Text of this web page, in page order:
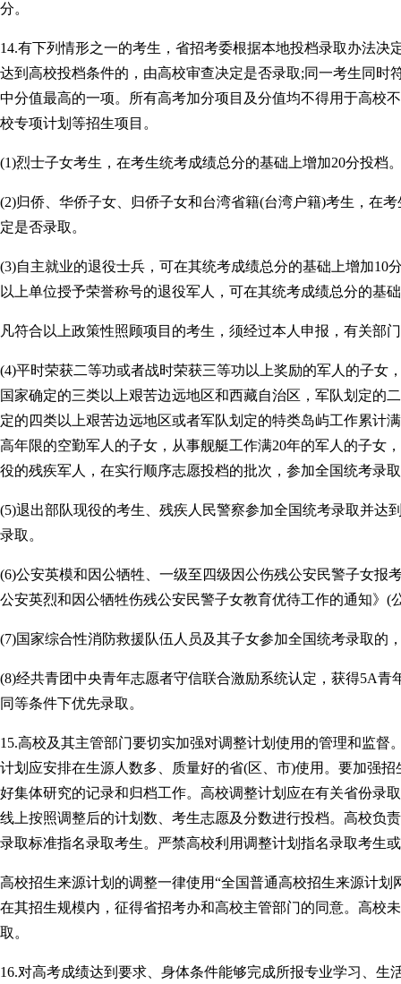
分。
14.有下列情形之一的考生，省招考委根据本地投档录取办法
达到高校投档条件的，由高校审查决定是否录取;同一考生同
中分值最高的一项。所有高考加分项目及分值均不得用于高校
校专项计划等招生项目。
(1)烈士子女考生，在考生统考成绩总分的基础上增加20分投档
(2)归侨、华侨子女、归侨子女和台湾省籍(台湾户籍)考生，在
定是否录取。
(3)自主就业的退役士兵，可在其统考成绩总分的基础上增加10
以上单位授予荣誉称号的退役军人，可在其统考成绩总分的基
凡符合以上政策性照顾项目的考生，须经过本人申报，有关部
(4)平时荣获二等功或者战时荣获三等功以上奖励的军人的子女
国家确定的三类以上艰苦边远地区和西藏自治区，军队划定的
定的四类以上艰苦边远地区或者军队划定的特类岛屿工作累计
高年限的空勤军人的子女，从事舰艇工作满20年的军人的子女
役的残疾军人，在实行顺序志愿投档的批次，参加全国统考录
(5)退出部队现役的考生、残疾人民警察参加全国统考录取并达
录取。
(6)公安英模和因公牺牲、一级至四级因公伤残公安民警子女报
公安英烈和因公牺牲伤残公安民警子女教育优待工作的通知》(
(7)国家综合性消防救援队伍人员及其子女参加全国统考录取的
(8)经共青团中央青年志愿者守信联合激励系统认定，获得5A
同等条件下优先录取。
15.高校及其主管部门要切实加强对调整计划使用的管理和监
计划应安排在生源人数多、质量好的省(区、市)使用。要加强
好集体研究的记录和归档工作。高校调整计划应在有关省份录
线上按照调整后的计划数、考生志愿及分数进行投档。高校负
录取标准指名录取考生。严禁高校利用调整计划指名录取考生
高校招生来源计划的调整一律使用“全国普通高校招生来源计
在其招生规模内，征得省招考办和高校主管部门的同意。高校
取。
16.对高考成绩达到要求、身体条件能够完成所报专业学习、